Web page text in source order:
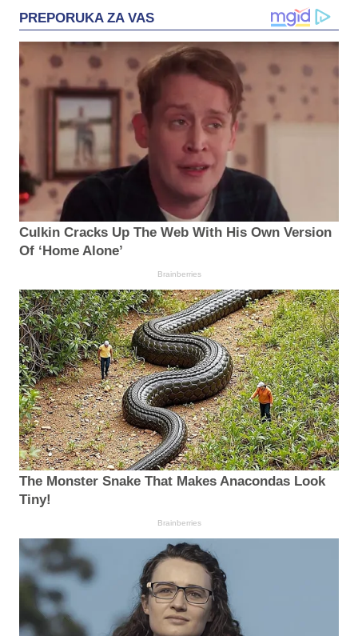
PREPORUKA ZA VAS
Culkin Cracks Up The Web With His Own Version
Of ‘Home Alone’
Brainberries
The Monster Snake That Makes Anacondas Look
Tiny!
Brainberries